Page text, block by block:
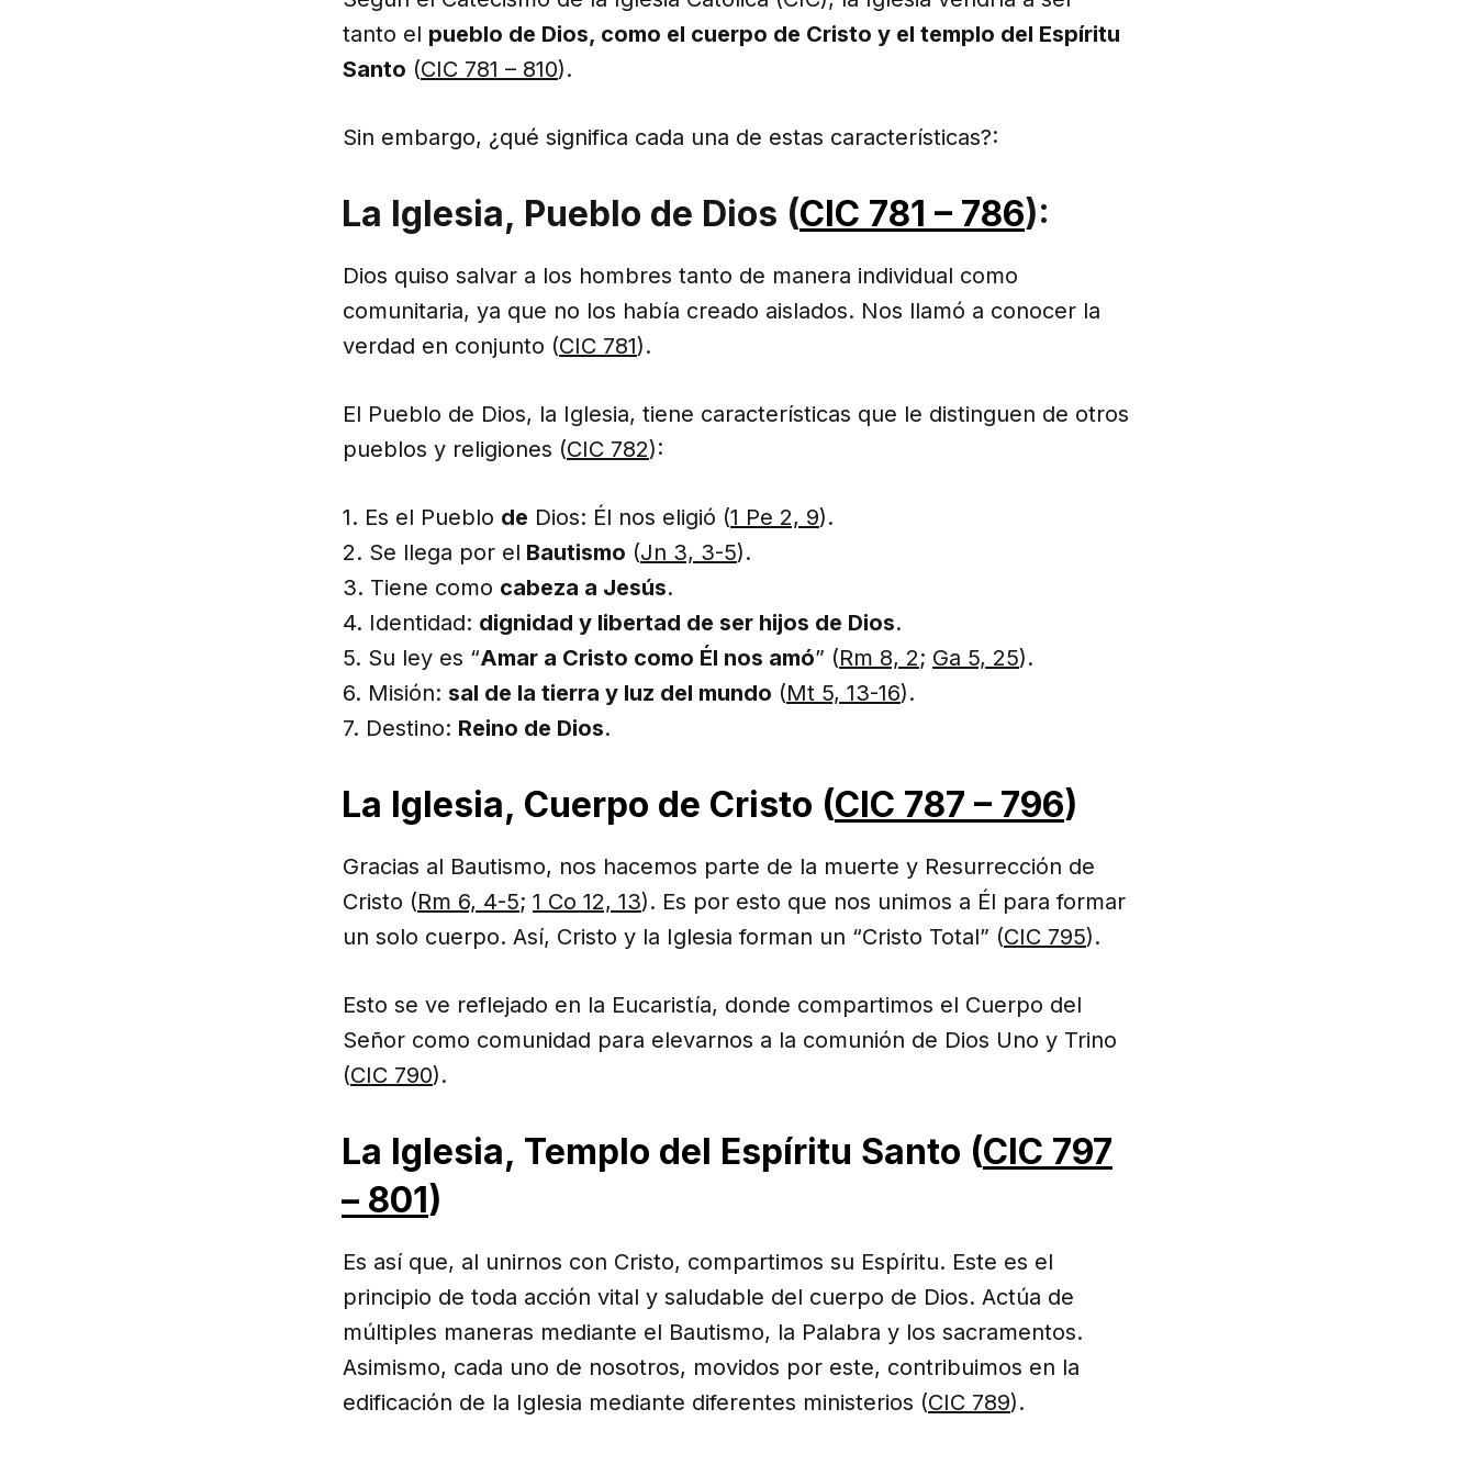
tanto el pueblo de Dios, como el cuerpo de Cristo y el templo del Espíritu
Santo (CIC 781 – 810).
Sin embargo, ¿qué significa cada una de estas características?:
La Iglesia, Pueblo de Dios (CIC 781 – 786):
Dios quiso salvar a los hombres tanto de manera individual como
comunitaria, ya que no los había creado aislados. Nos llamó a conocer la
verdad en conjunto (CIC 781).
El Pueblo de Dios, la Iglesia, tiene características que le distinguen de otros
pueblos y religiones (CIC 782):
1. Es el Pueblo de Dios: Él nos eligió (1 Pe 2, 9).
2. Se llega por el Bautismo (Jn 3, 3-5).
3. Tiene como cabeza a Jesús.
4. Identidad: dignidad y libertad de ser hijos de Dios.
5. Su ley es “Amar a Cristo como Él nos amó” (Rm 8, 2; Ga 5, 25).
6. Misión: sal de la tierra y luz del mundo (Mt 5, 13-16).
7. Destino: Reino de Dios.
La Iglesia, Cuerpo de Cristo (CIC 787 – 796)
Gracias al Bautismo, nos hacemos parte de la muerte y Resurrección de
Cristo (Rm 6, 4-5; 1 Co 12, 13). Es por esto que nos unimos a Él para formar
un solo cuerpo. Así, Cristo y la Iglesia forman un “Cristo Total” (CIC 795).
Esto se ve reflejado en la Eucaristía, donde compartimos el Cuerpo del
Señor como comunidad para elevarnos a la comunión de Dios Uno y Trino
(CIC 790).
La Iglesia, Templo del Espíritu Santo (CIC 797
– 801)
Es así que, al unirnos con Cristo, compartimos su Espíritu. Este es el
principio de toda acción vital y saludable del cuerpo de Dios. Actúa de
múltiples maneras mediante el Bautismo, la Palabra y los sacramentos.
Asimismo, cada uno de nosotros, movidos por este, contribuimos en la
edificación de la Iglesia mediante diferentes ministerios (CIC 789).